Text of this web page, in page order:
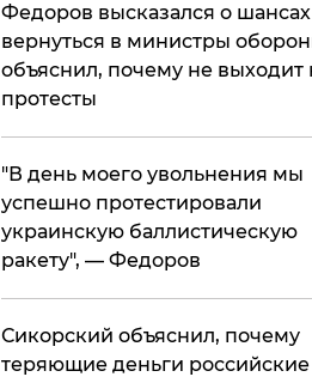
Федоров высказался о шансах
вернуться в министры
объяснил, почему не выходит
протесты
​"В день моего увольнения мы
успешно протестировали
украинскую баллистическую
ракету", — Федоров
Сикорский объяснил, почему
теряющие деньги российские